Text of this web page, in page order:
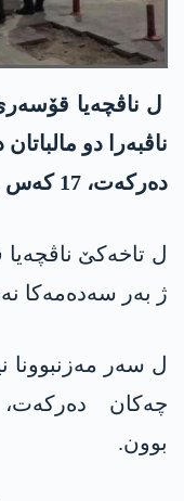
ل ناڤچەیا
ناڤبەرا دو
دەرکەت، 17 کەس بریندار بوون.
ل تاخەکێ ناڤچەیا
ژ بەر سەدەمەکا
ل سەر مەزنبوونا
بوون.